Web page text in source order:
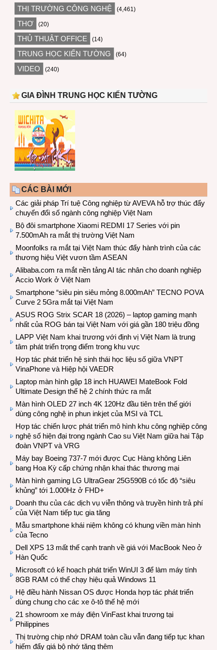
THỊ TRƯỜNG CÔNG NGHỆ (4,461)
THƠ (20)
THỦ THUẬT OFFICE (14)
TRUNG HỌC KIẾN TƯỜNG (64)
VIDEO (240)
GIA ĐÌNH TRUNG HỌC KIẾN TƯỜNG
CÁC BÀI MỚI
Các giải pháp Trí tuệ Công nghiệp từ AVEVA hỗ trợ thúc đẩy
chuyển đổi số ngành công nghiệp Việt Nam
Bộ đôi smartphone Xiaomi REDMI 17 Series với pin
7.500mAh ra mắt thị trường Việt Nam
Moonfolks ra mắt tại Việt Nam thúc đẩy hành trình của các
thương hiệu Việt vươn tầm ASEAN
Alibaba.com ra mắt nền tảng AI tác nhân cho doanh nghiệp
Accio Work ở Việt Nam
Smartphone “siêu pin siêu mỏng 8.000mAh” TECNO POVA
Curve 2 5Gra mắt tại Việt Nam
ASUS ROG Strix SCAR 18 (2026) – laptop gaming mạnh
nhất của ROG bán tại Việt Nam với giá gần 180 triệu đồng
LAPP Việt Nam khai trương với định vị Việt Nam là trung
tâm phát triển trọng điểm trong khu vực
Hợp tác phát triển hệ sinh thái học liệu số giữa VNPT
VinaPhone và Hiệp hội VAEDR
Laptop màn hình gập 18 inch HUAWEI MateBook Fold
Ultimate Design thế hệ 2 chính thức ra mắt
Màn hình OLED 27 inch 4K 120Hz đầu tiên trên thế giới
dùng công nghệ in phun inkjet của MSI và TCL
Hợp tác chiến lược phát triển mô hình khu công nghiệp công
nghệ số hiện đại trong ngành Cao su Việt Nam giữa hai Tập
đoàn VNPT và VRG
Máy bay Boeing 737-7 mới được Cục Hàng không Liên
bang Hoa Kỳ cấp chứng nhận khai thác thương mại
Màn hình gaming LG UltraGear 25G590B có tốc độ “siêu
khủng” tới 1.000Hz ở FHD+
Doanh thu của các dịch vụ viễn thông và truyền hình trả phí
của Việt Nam tiếp tục gia tăng
Mẫu smartphone khái niệm không có khung viền màn hình
của Tecno
Dell XPS 13 mất thế cạnh tranh về giá với MacBook Neo ở
Hàn Quốc
Microsoft có kế hoạch phát triển WinUI 3 để làm máy tính
8GB RAM có thể chạy hiệu quả Windows 11
Hệ điều hành Nissan OS được Honda hợp tác phát triển
dùng chung cho các xe ô-tô thế hệ mới
21 showroom xe máy điện VinFast khai trương tại
Philippines
Thị trường chip nhớ DRAM toàn cầu vẫn đang tiếp tục khan
hiếm đẩy giá bộ nhớ tăng thêm